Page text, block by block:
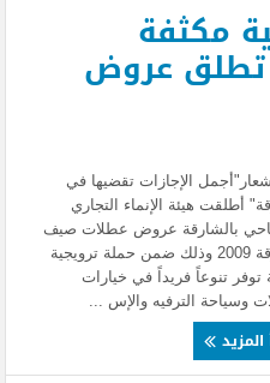
مكثفة
تطلق عروض
الإجازات تقضيها في
أطلقت هيئة الإنماء التجاري
بالشارقة عروض عطلات صيف
الشارقة 2009 وذلك ضمن حملة ترويجية
توفر تنوعاً فريداً في خيارات
وسياحة الترفيه والإس ...
المزيد